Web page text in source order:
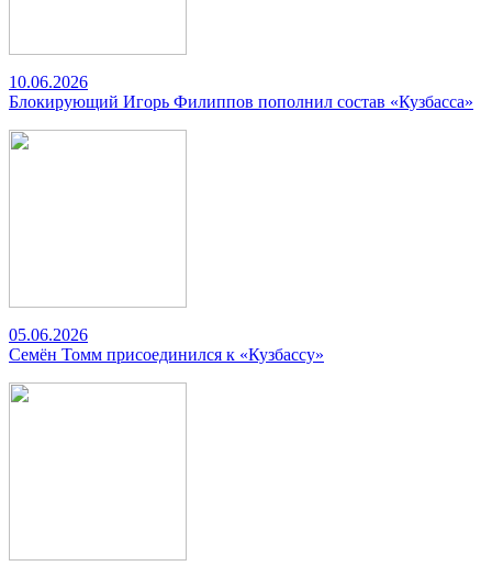
10.06.2026
Блокирующий Игорь Филиппов пополнил состав «Кузбасса»
05.06.2026
Семён Томм присоединился к «Кузбассу»